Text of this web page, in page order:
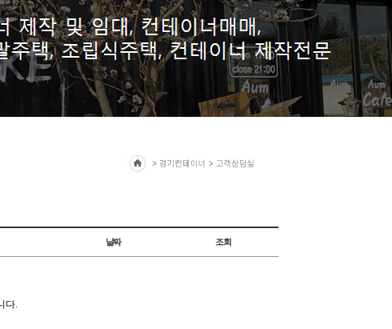
날짜 조회
다.